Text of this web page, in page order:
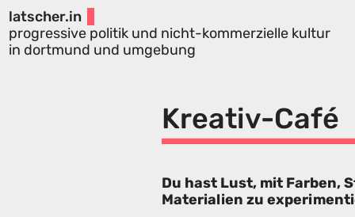
latscher.in
progressive politik und nicht-kommerzielle kultur
in dortmund und umgebung
Kreativ-Café
Du hast Lust, mit Farben,
Materialien zu